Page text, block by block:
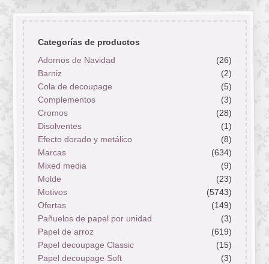
Categorías de productos
Adornos de Navidad
(26)
Barniz
(2)
Cola de decoupage
(5)
Complementos
(3)
Cromos
(28)
Disolventes
(1)
Efecto dorado y metálico
(8)
Marcas
(634)
Mixed media
(9)
Molde
(23)
Motivos
(5743)
Ofertas
(149)
Pañuelos de papel por unidad
(3)
Papel de arroz
(619)
Papel decoupage Classic
(15)
Papel decoupage Soft
(3)